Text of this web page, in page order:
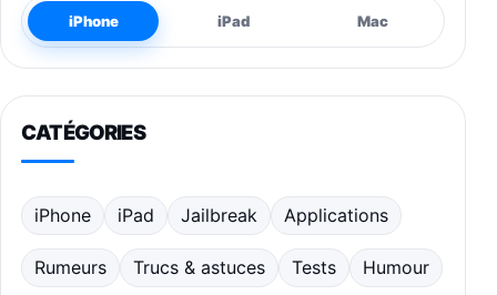
iPhone iPad Mac
CATÉGORIES
iPhone iPad Jailbreak Applications
Rumeurs Trucs & astuces Tests Humour